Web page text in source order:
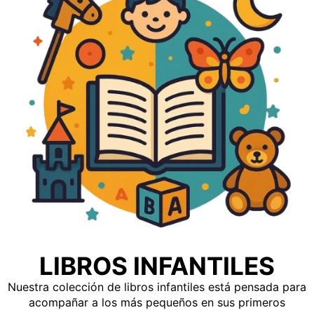
LIBROS INFANTILES
Nuestra colección de libros infantiles está pensada para
acompañar a los más pequeños en sus primeros